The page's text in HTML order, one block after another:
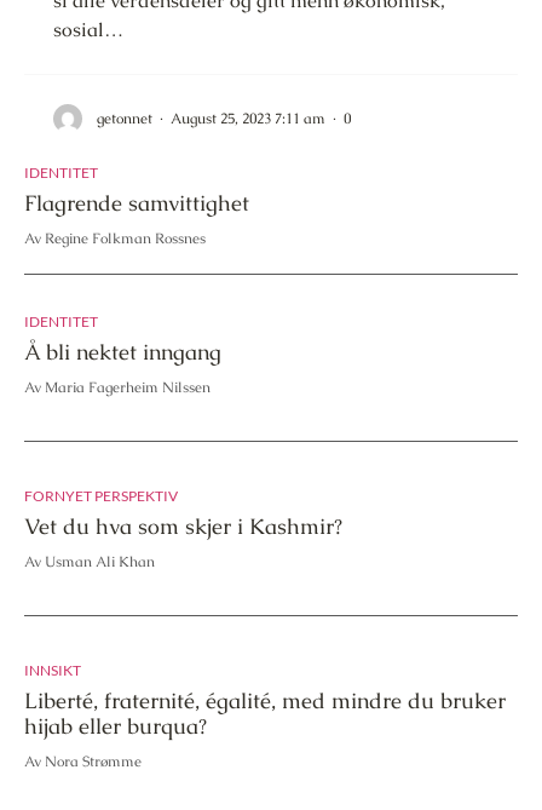
sosial…
getonnet · August 25, 2023 7:11 am · 0
IDENTITET
Flagrende samvittighet
Av Regine Folkman Rossnes
IDENTITET
Å bli nektet inngang
Av Maria Fagerheim Nilssen
FORNYET PERSPEKTIV
Vet du hva som skjer i Kashmir?
Av Usman Ali Khan
INNSIKT
Liberté, fraternité, égalité, med mindre du bruker
hijab eller burqua?
Av Nora Strømme